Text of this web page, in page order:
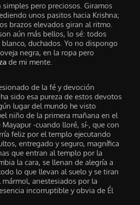
simples pero preciosos. Giramos
unos pasitos hacia Krishna;
brazos elevados giran al ritmo.
aún más bellos, lo sé: todos
duchados. Yo no dispongo
negra, en la ropa pero
de mi mente.
de la fé y devoción
sido esa pureza de estos devotos
lugar del mundo he visto
niño de la primera mañana en el
-cuando lloré, sí-, que con
feliz por el templo ejecutando
entregado y seguro, magnífica
que entran al templo por la
la cara, se llenan de alegría a
lo que llevan al suelo y se tiran
anestesiados por la
incorruptible y obvia de Él